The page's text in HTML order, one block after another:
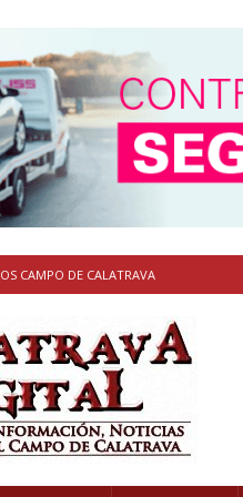
CAMPO DE CALATRAVA